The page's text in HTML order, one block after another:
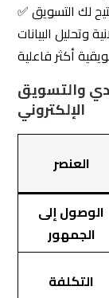
والتسويق
الإلكتروني
العنصر
الوصول إلى
الجمهور
التكلفة
التفاعل مع
العملاء